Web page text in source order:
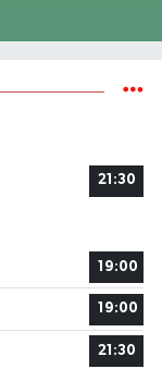
21:30
19:00
19:00
21:30